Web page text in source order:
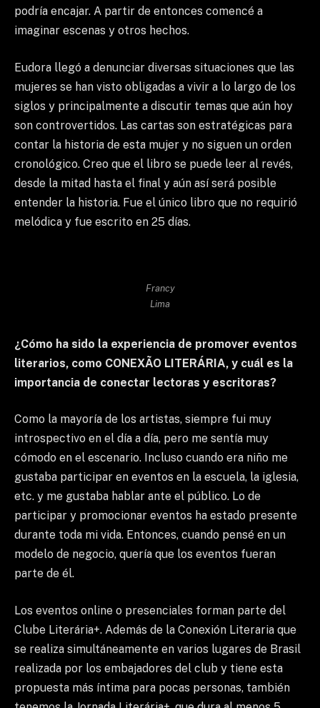
podría encajar. A partir de entonces comencé a
imaginar escenas y otros hechos.
Eudora llegó a denunciar diversas situaciones que las
mujeres se han visto obligadas a vivir a lo largo de los
siglos y principalmente a discutir temas que aún hoy
son controvertidos. Las cartas son estratégicas para
contar la historia de esta mujer y no siguen un orden
cronológico. Creo que el libro se puede leer al revés,
desde la mitad hasta el final y aún así será posible
entender la historia. Fue el único libro que no requirió
melódica y fue escrito en 25 días.
Francy
Lima
¿Cómo ha sido la experiencia de promover eventos
literarios, como CONEXÃO LITERÁRIA, y cuál es la
importancia de conectar lectoras y escritoras?
Como la mayoría de los artistas, siempre fui muy
introspectivo en el día a día, pero me sentía muy
cómodo en el escenario. Incluso cuando era niño me
gustaba participar en eventos en la escuela, la iglesia,
etc. y me gustaba hablar ante el público. Lo de
participar y promocionar eventos ha estado presente
durante toda mi vida. Entonces, cuando pensé en un
modelo de negocio, quería que los eventos fueran
parte de él.
Los eventos online o presenciales forman parte del
Clube Literária+. Además de la Conexión Literaria que
se realiza simultáneamente en varios lugares de Brasil
realizada por los embajadores del club y tiene esta
propuesta más íntima para pocas personas, también